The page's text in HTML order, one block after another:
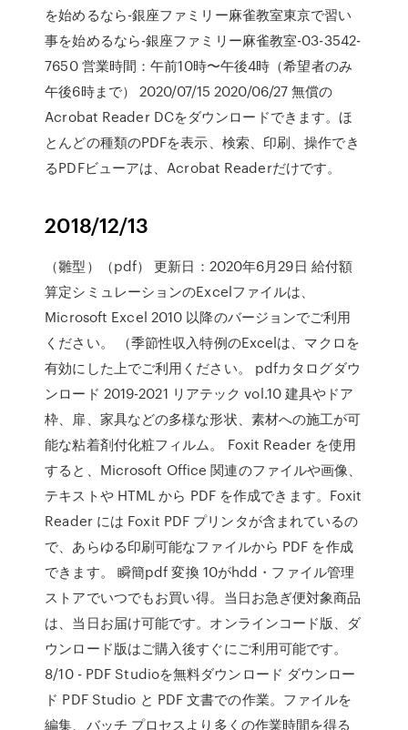
を始めるなら-銀座ファミリー麻雀教室東京で習い
事を始めるなら-銀座ファミリー麻雀教室-03-3542-
7650 営業時間：午前10時〜午後4時（希望者のみ
午後6時まで） 2020/07/15 2020/06/27 無償の
Acrobat Reader DCをダウンロードできます。ほ
とんどの種類のPDFを表示、検索、印刷、操作でき
るPDFビューアは、Acrobat Readerだけです。
2018/12/13
（雛型）（pdf） 更新日：2020年6月29日 給付額
算定シミュレーションのExcelファイルは、
Microsoft Excel 2010 以降のバージョンでご利用
ください。 （季節性収入特例のExcelは、マクロを
有効にした上でご利用ください。 pdfカタログダウ
ンロード 2019-2021 リアテック vol.10 建具やドア
枠、扉、家具などの多様な形状、素材への施工が可
能な粘着剤付化粧フィルム。 Foxit Reader を使用
すると、Microsoft Office 関連のファイルや画像、
テキストや HTML から PDF を作成できます。Foxit
Reader には Foxit PDF プリンタが含まれているの
で、あらゆる印刷可能なファイルから PDF を作成
できます。 瞬簡pdf 変換 10がhdd・ファイル管理
ストアでいつでもお買い得。当日お急ぎ便対象商品
は、当日お届け可能です。オンラインコード版、ダ
ウンロード版はご購入後すぐにご利用可能です。
8/10 - PDF Studioを無料ダウンロード ダウンロー
ド PDF Studio と PDF 文書での作業。ファイルを
編集、バッチ プロセスより多くの作業時間を得る